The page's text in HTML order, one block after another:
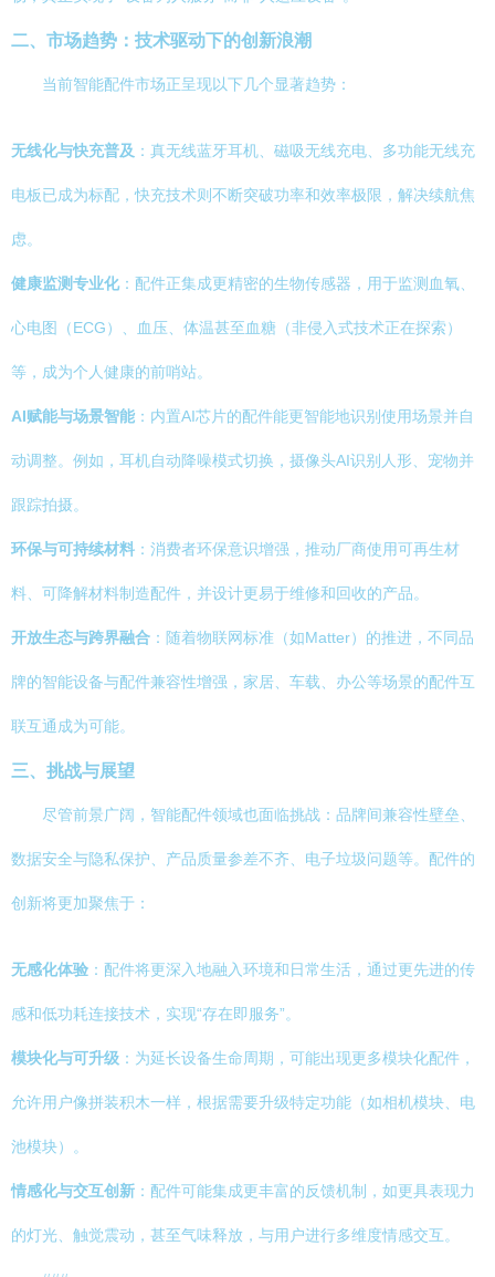
二、市场趋势：技术驱动下的创新浪潮
当前智能配件市场正呈现以下几个显著趋势：
无线化与快充普及 ：真无线蓝牙耳机、磁吸无线充电、多功能无线充
电板已成为标配，快充技术则不断突破功率和效率极限，解决续航焦
虑。
健康监测专业化：配件正集成更精密的生物传感器，用于监测血氧、
心电图（ECG）、血压、体温甚至血糖（非侵入式技术正在探索）
等，成为个人健康的前哨站。
AI赋能与场景智能 ：内置AI芯片的配件能更智能地识别使用场景并自
动调整。例如，耳机自动降噪模式切换，摄像头AI识别人形、宠物并
跟踪拍摄。
环保与可持续材料 ：消费者环保意识增强，推动厂商使用可再生材
料、可降解材料制造配件，并设计更易于维修和回收的产品。
开放生态与跨界融合 ：随着物联网标准（如Matter）的推进，不同品
牌的智能设备与配件兼容性增强，家居、车载、办公等场景的配件互
联互通成为可能。
三、挑战与展望
尽管前景广阔，智能配件领域也面临挑战：品牌间兼容性壁垒、
数据安全与隐私保护、产品质量参差不齐、电子垃圾问题等。配件的
创新将更加聚焦于：
无感化体验 ：配件将更深入地融入环境和日常生活，通过更先进的传
感和低功耗连接技术，实现“存在即服务”。
模块化与可升级 ：为延长设备生命周期，可能出现更多模块化配件，
允许用户像拼装积木一样，根据需要升级特定功能（如相机模块、电
池模块）。
情感化与交互创新 ：配件可能集成更丰富的反馈机制，如更具表现力
的灯光、触觉震动，甚至气味释放，与用户进行多维度情感交互。